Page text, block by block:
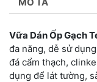
Vữa Dán Ốp Gạch
đa năng, dễ sử
đá cẩm thạch,
dụng để lát tường,